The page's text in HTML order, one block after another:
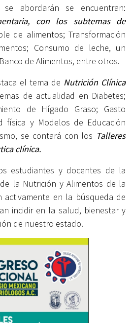
abordarán se encuentran:
con los subtemas de
de alimentos; Transformación
Consumo de leche, un
de Alimentos, entre otros.
el tema de Nutrición Clínica
de actualidad en Diabetes;
de Hígado Graso; Gasto
física y Modelos de Educación
se contará con los Talleres
clínica.
estudiantes y docentes de la
la Nutrición y Alimentos de la
activamente en la búsqueda de
incidir en la salud, bienestar y
de nuestro estado.